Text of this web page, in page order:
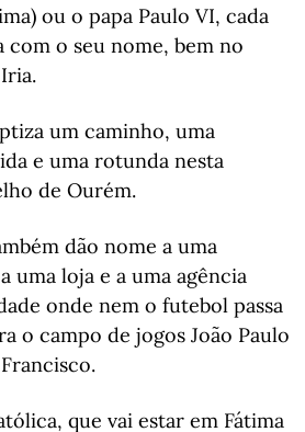
ou o papa Paulo VI, cada
com o seu nome, bem no
um caminho, uma
e uma rotunda nesta
de Ourém.
dão nome a uma
uma loja e a uma agência
onde nem o futebol passa
o campo de jogos João Paulo
que vai estar em Fátima